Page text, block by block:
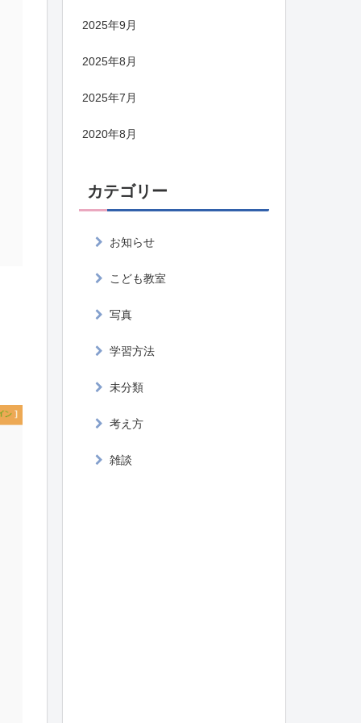
2025年9月
2025年8月
2025年7月
2020年8月
カテゴリー
お知らせ
こども教室
写真
学習方法
未分類
考え方
雑談